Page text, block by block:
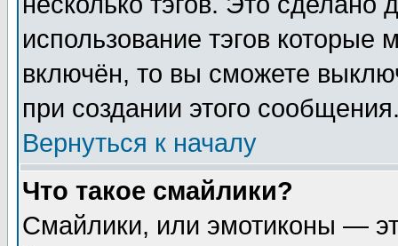
использование тэгов
включён, то вы сможете
при создании этого
Вернуться к началу
Что такое смайлики?
Смайлики, или эмотиконы —